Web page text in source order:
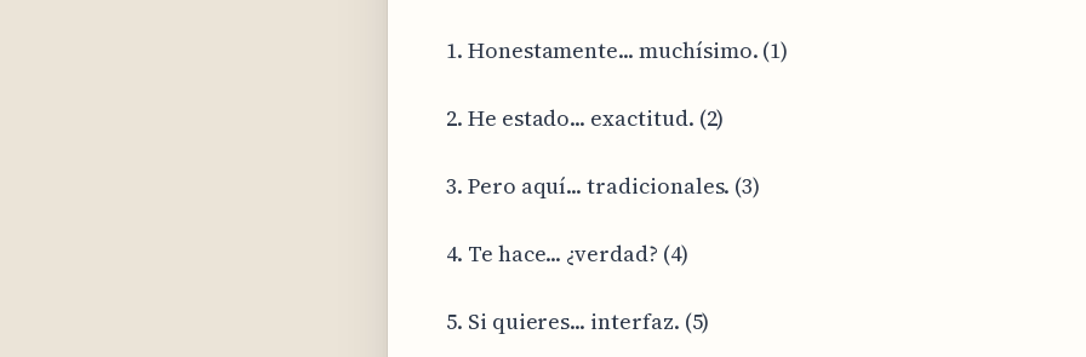
1. Honestamente... muchísimo. (1)
2. He estado... exactitud. (2)
3. Pero aquí... tradicionales. (3)
4. Te hace... ¿verdad? (4)
5. Si quieres... interfaz. (5)